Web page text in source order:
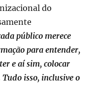
do
público merece
para entender,
e aí sim, colocar
isso, inclusive o